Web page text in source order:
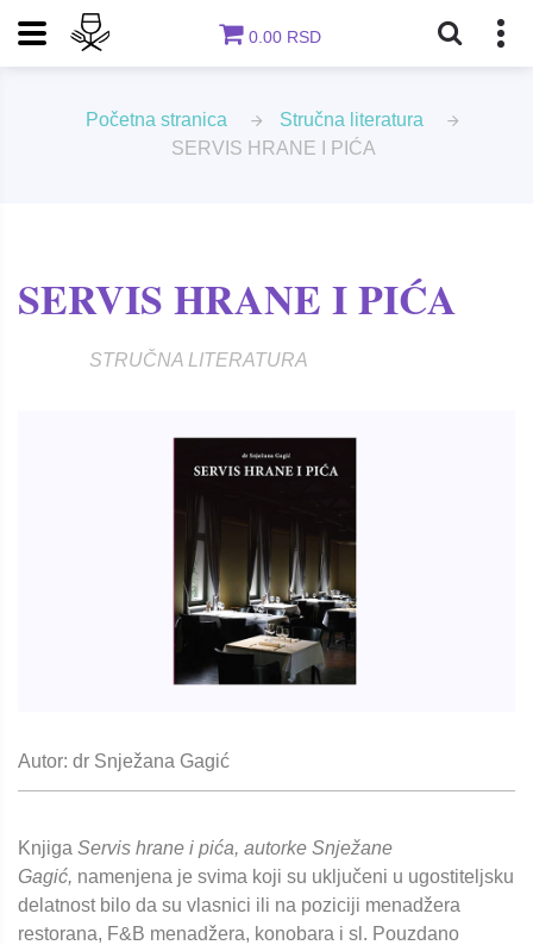
0.00 RSD
Početna stranica
Stručna literatura
SERVIS HRANE I PIĆA
SERVIS HRANE I PIĆA
STRUČNA LITERATURA
Autor: dr Snježana Gagić
Knjiga Servis hrane i pića, autorke Snježane
Gagić, namenjena je svima koji su uključeni u ugostiteljsku
delatnost bilo da su vlasnici ili na poziciji menadžera
restorana, F&B menadžera, konobara i sl. Pouzdano